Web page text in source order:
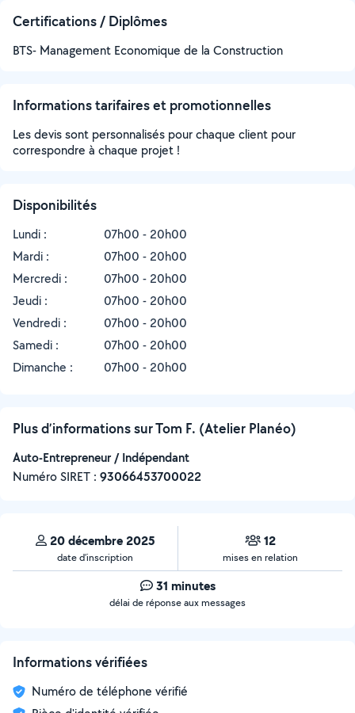
Certifications / Diplômes
BTS- Management Economique de la Construction
Informations tarifaires et promotionnelles
Les devis sont personnalisés pour chaque client pour
correspondre à chaque projet !
Disponibilités
Lundi :
07h00 - 20h00
Mardi :
07h00 - 20h00
Mercredi :
07h00 - 20h00
Jeudi :
07h00 - 20h00
Vendredi :
07h00 - 20h00
Samedi :
07h00 - 20h00
Dimanche :
07h00 - 20h00
Plus d’informations sur Tom F. (Atelier Planéo)
Auto-Entrepreneur / Indépendant
Numéro SIRET : ‍93066453700022
20 décembre 2025
date d’inscription
12
mises en relation
31 minutes
délai de réponse aux messages
Informations vérifiées
Numéro de téléphone vérifié